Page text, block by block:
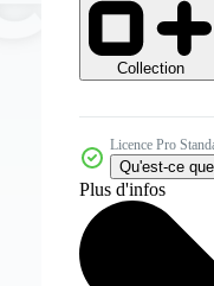
Collection
Licence Pro
Qu'est-ce
Plus d'infos